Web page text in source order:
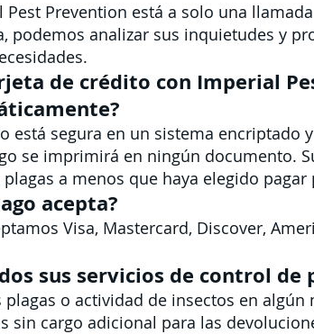
Pest Prevention está a solo una
podemos analizar sus inquietudes y
de crédito con Imperial
está segura en un sistema encriptado
se imprimirá en ningún documento.
a menos que haya elegido
acepta?
Visa, Mastercard, Discover,
sus servicios de control
plagas o actividad de insectos en
sin cargo adicional para las